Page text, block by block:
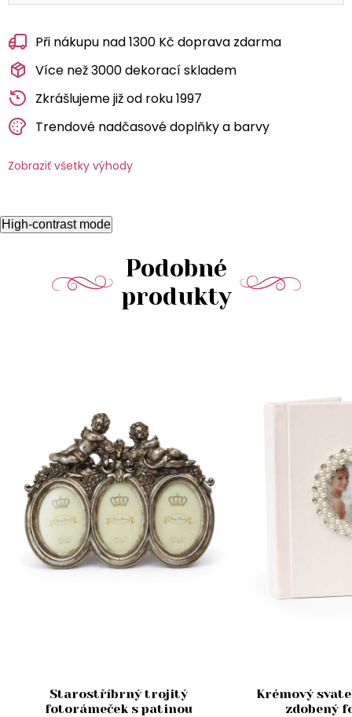
Při nákupu nad 1300 Kč doprava zdarma
Více než 3000 dekorací skladem
Zkrášlujeme již od roku 1997
Trendové nadčasové doplňky a barvy
Zobraziť všetky výhody
High-contrast mode
Podobné
produkty
Starostříbrný trojitý
fotorámeček s patinou
Krémový
zdobený